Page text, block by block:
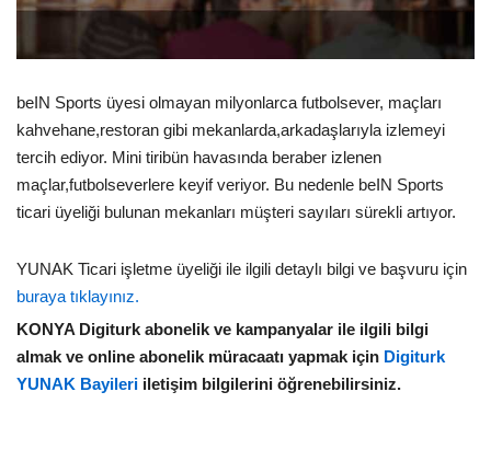
beIN Sports üyesi olmayan milyonlarca futbolsever, maçları
kahvehane,restoran gibi mekanlarda,arkadaşlarıyla izlemeyi
tercih ediyor. Mini tiribün havasında beraber izlenen
maçlar,futbolseverlere keyif veriyor. Bu nedenle beIN Sports
ticari üyeliği bulunan mekanları müşteri sayıları sürekli artıyor.
YUNAK Ticari işletme üyeliği ile ilgili detaylı bilgi ve başvuru için
buraya tıklayınız.
KONYA Digiturk abonelik ve kampanyalar ile ilgili bilgi
almak ve online abonelik müracaatı yapmak için Digiturk
YUNAK Bayileri iletişim bilgilerini öğrenebilirsiniz.